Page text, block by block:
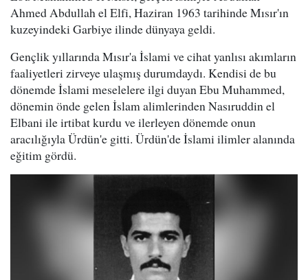
Ahmed Abdullah el Elfi, Haziran 1963 tarihinde Mısır'ın
kuzeyindeki Garbiye ilinde dünyaya geldi.
Gençlik yıllarında Mısır'a İslami ve cihat yanlısı akımların
faaliyetleri zirveye ulaşmış durumdaydı. Kendisi de bu
dönemde İslami meselelere ilgi duyan Ebu Muhammed,
dönemin önde gelen İslam alimlerinden Nasıruddin el
Elbani ile irtibat kurdu ve ilerleyen dönemde onun
aracılığıyla Ürdün'e gitti. Ürdün'de İslami ilimler alanında
eğitim gördü.